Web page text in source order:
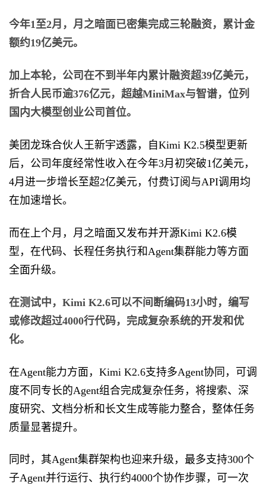
今年1至2月，月之暗面已密集完成三轮融资，累计金
额约19亿美元。
加上本轮，公司在不到半年内累计融资超39亿美元，
折合人民币逾376亿元，超越MiniMax与智谱，位列
国内大模型创业公司首位。
美团龙珠合伙人王新宇透露，自Kimi K2.5模型更新
后，公司年度经常性收入在今年3月初突破1亿美元，
4月进一步增长至超2亿美元，付费订阅与API调用均
在加速增长。
而在上个月，月之暗面又发布并开源Kimi K2.6模
型，在代码、长程任务执行和Agent集群能力等方面
全面升级。
在测试中，Kimi K2.6可以不间断编码13小时，编写
或修改超过4000行代码，完成复杂系统的开发和优
化。
在Agent能力方面，Kimi K2.6支持多Agent协同，可调
度不同专长的Agent组合完成复杂任务，将搜索、深
度研究、文档分析和长文生成等能力整合，整体任务
质量显著提升。
同时，其Agent集群架构也迎来升级，最多支持300个
子Agent并行运行、执行约4000个协作步骤，可一次